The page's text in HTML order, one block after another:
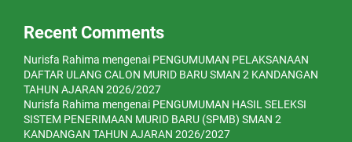
Recent Comments
Nurisfa Rahima mengenai PENGUMUMAN PELAKSANAAN
DAFTAR ULANG CALON MURID BARU SMAN 2 KANDANGAN
TAHUN AJARAN 2026/2027
Nurisfa Rahima mengenai PENGUMUMAN HASIL SELEKSI
SISTEM PENERIMAAN MURID BARU (SPMB) SMAN 2
KANDANGAN TAHUN AJARAN 2026/2027